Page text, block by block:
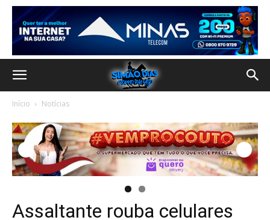
Início Notícias
Assaltante rouba celulares